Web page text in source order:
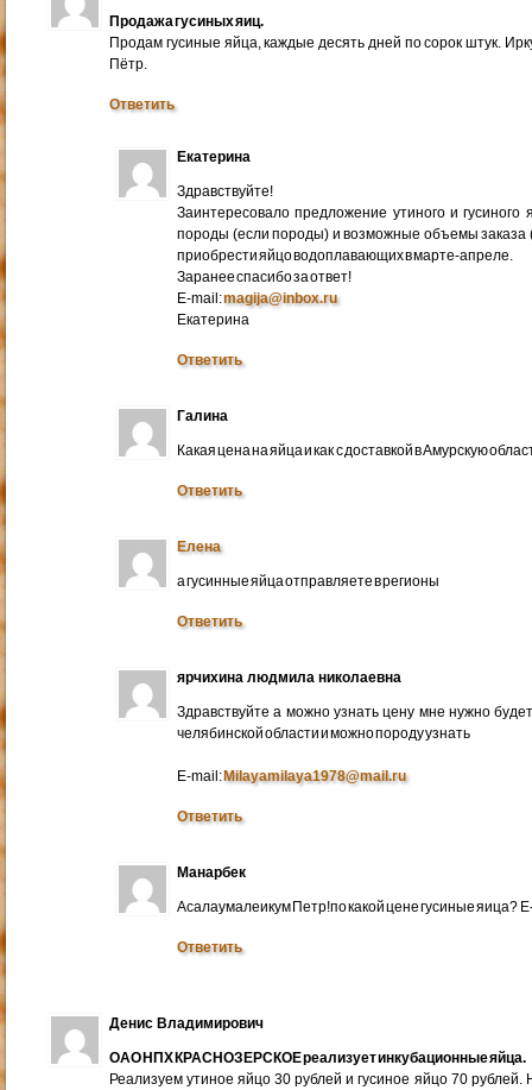
Продажа гусиных яиц.
Продам гусиные яйца, каждые десять дней по сорок штук.
Пётр.
Ответить
Екатерина
Здравствуйте!
Заинтересовало предложение утиного и
породы (если породы) и возможные объемы заказа
приобрести яйцо водоплавающих в марте-апреле.
Заранее спасибо за ответ!
E-mail:magija@inbox.ru
Екатерина
Ответить
Галина
Какая цена на яйца и как с доставкой в Амурскую
Ответить
Елена
а гусинные яйца отправляете в регионы
Ответить
ярчихина людмила николаевна
Здравствуйте а можно узнать цену мне нужно
челябинской области и можно породу узнать
E-mail:Milayamilaya1978@mail.ru
Ответить
Манарбек
Асалаумалеикум Петр!по какой цене гусиные яица?
Ответить
Денис Владимирович
ОАО НПХ КРАСНОЗЕРСКОЕ реализует инкубационные яйца.
Реализуем утиное яйцо 30 рублей и гусиное яйцо 70